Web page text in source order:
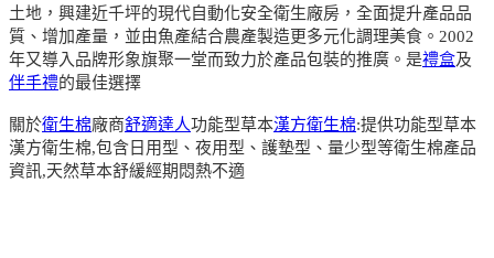
土地，興建近千坪的現代自動化安全衛生廠房，全面提升產品品
質、增加產量，並由魚產結合農產製造更多元化調理美食。2002
年又導入品牌形象旗聚一堂而致力於產品包裝的推廣。是禮盒及
伴手禮的最佳選擇
關於衛生棉廠商舒適達人功能型草本漢方衛生棉:提供功能型草本
漢方衛生棉,包含日用型、夜用型、護墊型、量少型等衛生棉產品
資訊,天然草本舒緩經期悶熱不適